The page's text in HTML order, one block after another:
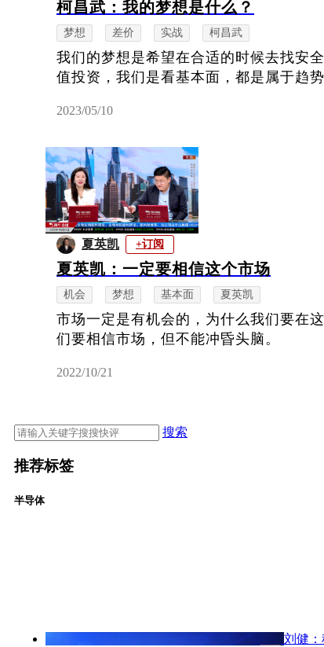
柯昌武：我的梦想是什么？
梦想 差价 实战 柯昌武
我们的梦想是希望在合适的时候去找安
值投资，我们是看基本面，都是属于趋势
2023/05/10
夏英凯 +订阅
夏英凯：一定要相信这个市场
机会 梦想 基本面 夏英凯
市场一定是有机会的，为什么我们要在
们要相信市场，但不能冲昏头脑。
2022/10/21
搜索
推荐标签
半导体
刘健